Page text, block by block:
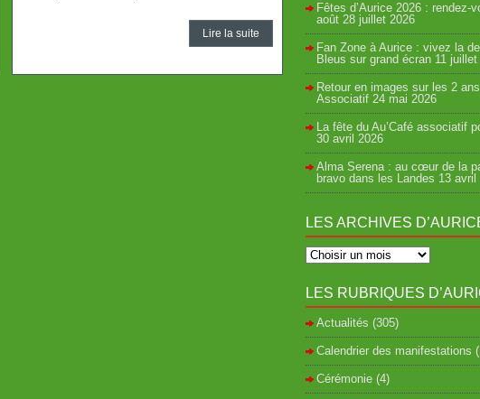
Lire la suite
Fêtes d’Aurice 2026 : rendez-
août 28 juillet 2026
Fan Zone à Aurice : vivez la
Bleus sur grand écran 11
Retour en images sur les 2
Associatif 24 mai 2026
La fête du Au’Café associatif
30 avril 2026
Alma Serena : au cœur de la
bravo dans les Landes 13 avril
LES ARCHIVES
LES RUBRIQUES
Actualités (305)
Calendrier des manifestations
Cérémonie (4)